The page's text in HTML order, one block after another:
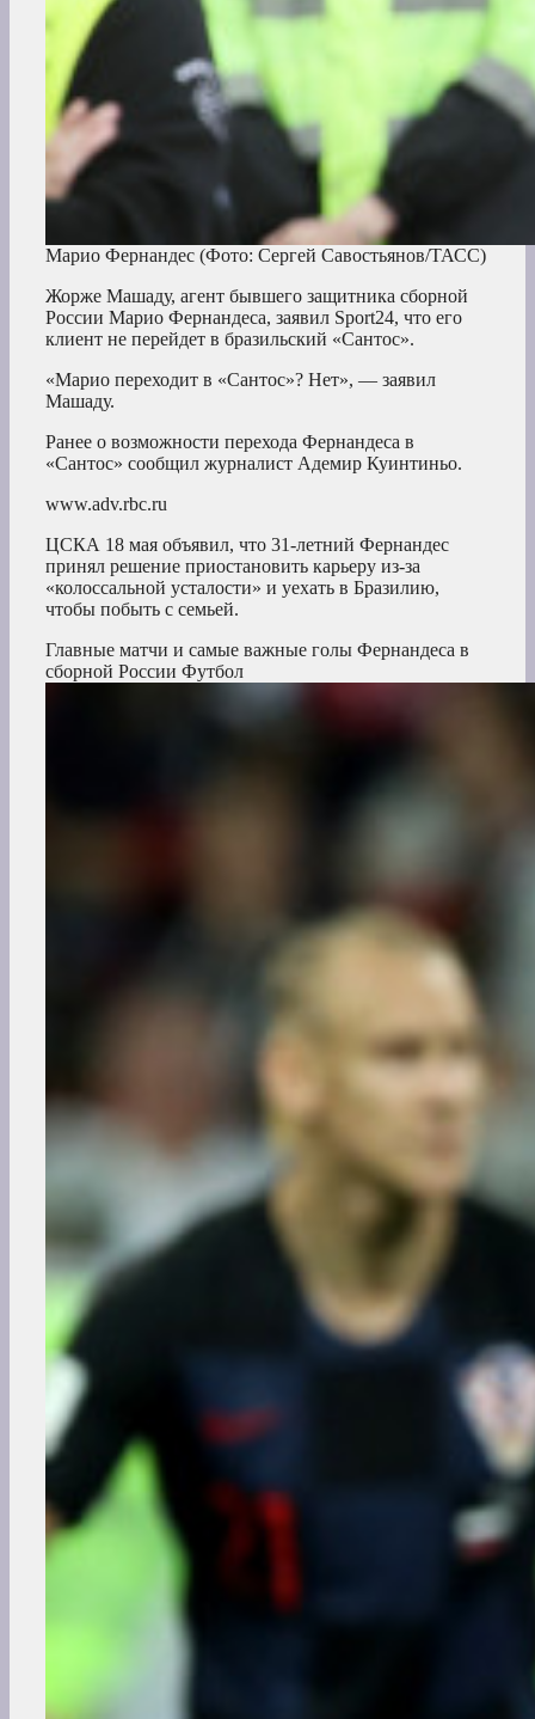
Марио Фернандес (Фото: Сергей Савостьянов/ТАСС)
Жорже Машаду, агент бывшего защитника сборной
России Марио Фернандеса, заявил Sport24, что его
клиент не перейдет в бразильский «Сантос».
«Марио переходит в «Сантос»? Нет», — заявил
Машаду.
Ранее о возможности перехода Фернандеса в
«Сантос» сообщил журналист Адемир Куинтиньо.
www.adv.rbc.ru
ЦСКА 18 мая объявил, что 31-летний Фернандес
принял решение приостановить карьеру из-за
«колоссальной усталости» и уехать в Бразилию,
чтобы побыть с семьей.
Главные матчи и самые важные голы Фернандеса в
сборной России Футбол